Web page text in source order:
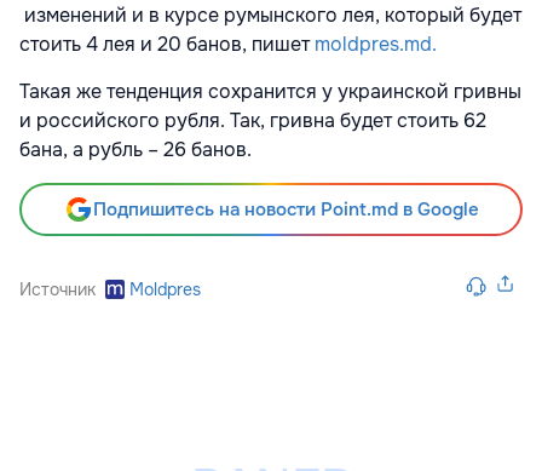
изменений и в курсе румынского лея, который будет
стоить 4 лея и 20 банов, пишетmoldpres.md.
Такая же тенденция сохранится у украинской гривны
и российского рубля. Так, гривна будет стоить 62
бана, а рубль – 26 банов.
Подпишитесь на новости Point.md в Google
Источник Moldpres